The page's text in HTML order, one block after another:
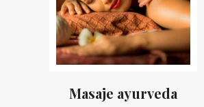
Masaje ayurveda